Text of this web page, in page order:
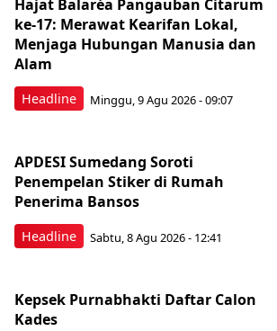
Headline
Hajat Balaréa Pangauban Citarum
ke-17: Merawat Kearifan Lokal,
Menjaga Hubungan Manusia dan
Alam
Minggu, 9 Agu 2026 - 09:07
Headline
APDESI Sumedang Soroti
Penempelan Stiker di Rumah
Penerima Bansos
Sabtu, 8 Agu 2026 - 12:41
Kepsek Purnabhakti Daftar Calon
Kades